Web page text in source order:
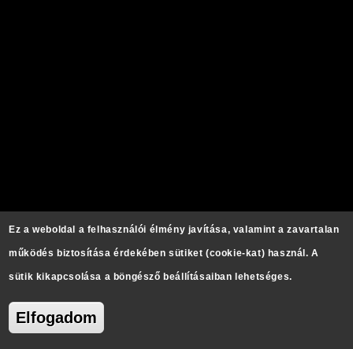
Ez a weboldal a felhasználói élmény javítása, valamint a zavartalan
működés biztosítása érdekében sütiket (cookie-kat) használ. A
sütik kikapcsolása a böngésző beállításaiban lehetséges.
Elfogadom